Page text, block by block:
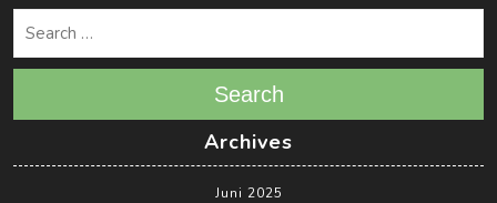
Search
Archives
Juni 2025